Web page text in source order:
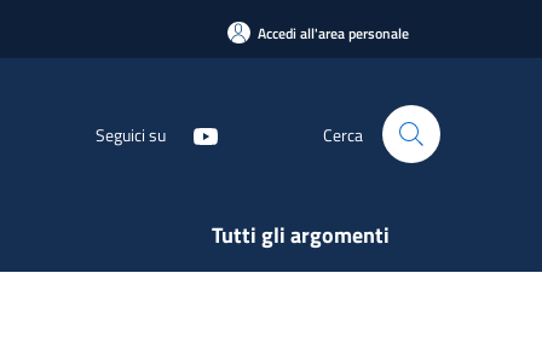
Accedi all'area personale
Seguici su Cerca
Tutti gli argomenti